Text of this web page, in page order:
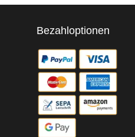
Bezahloptionen